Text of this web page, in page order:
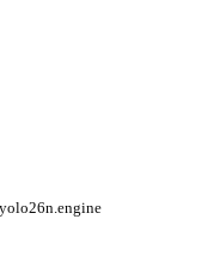
yolo26n.engine